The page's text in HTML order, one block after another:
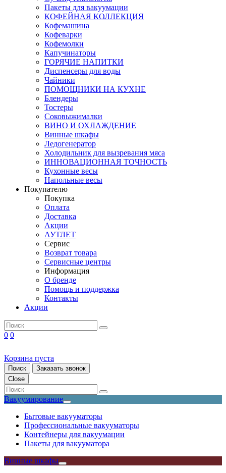
Пакеты для вакуумации
КОФЕЙНАЯ КОЛЛЕКЦИЯ
Кофемашина
Кофеварки
Кофемолки
Капучинаторы
ГОРЯЧИЕ НАПИТКИ
Диспенсеры для воды
Чайники
ПОМОЩНИКИ НА КУХНЕ
Блендеры
Тостеры
Соковыжималки
ВИНО И ОХЛАЖДЕНИЕ
Винные шкафы
Ледогенератор
Холодильник для вызревания мяса
ИННОВАЦИОННАЯ ТОЧНОСТЬ
Кухонные весы
Напольные весы
Покупателю
Покупка
Оплата
Доставка
Акции
АУТЛЕТ
Сервис
Возврат товара
Сервисные центры
Информация
О бренде
Помощь и поддержка
Контакты
Акции
0 0
Корзина пуста
Поиск
Заказать звонок
Close
Вакуумирование
Бытовые вакууматоры
Профессиональные вакууматоры
Контейнеры для вакуумации
Пакеты для вакууматора
Винные шкафы